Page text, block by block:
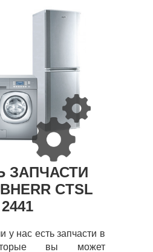
ЗАПЧАСТИ
CTSL
2441
у нас есть запчасти в
вы может